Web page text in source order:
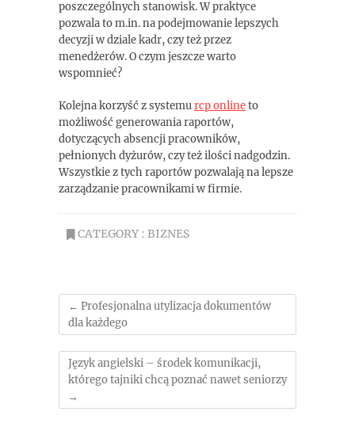
poszczególnych stanowisk. W praktyce
pozwala to m.in. na podejmowanie lepszych
decyzji w dziale kadr, czy też przez
menedżerów. O czym jeszcze warto
wspomnieć?
Kolejna korzyść z systemurcp onlineto
możliwość generowania raportów,
dotyczących absencji pracowników,
pełnionych dyżurów, czy też ilości nadgodzin.
Wszystkie z tych raportów pozwalają na lepsze
zarządzanie pracownikami w firmie.
CATEGORY : BIZNES
← Profesjonalna utylizacja dokumentów
dla każdego
Język angielski – środek komunikacji,
którego tajniki chcą poznać nawet seniorzy
→